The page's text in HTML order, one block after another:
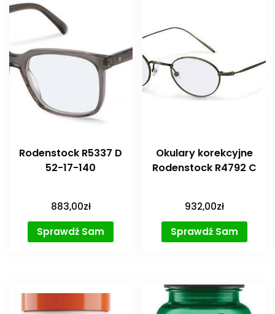
Rodenstock R5337 D
52-17-140
883,00zł
Sprawdź Sam
Okulary korekcyjne
Rodenstock R4792 C
932,00zł
Sprawdź Sam